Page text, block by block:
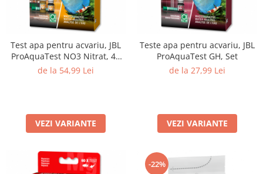
Test apa pentru acvariu, JBL
ProAquaTest NO3 Nitrat, 40
Teste
de la 54,99 Lei
VEZI VARIANTE
Teste apa pentru acvariu, JBL
ProAquaTest GH, Set
de la 27,99 Lei
VEZI VARIANTE
-22%